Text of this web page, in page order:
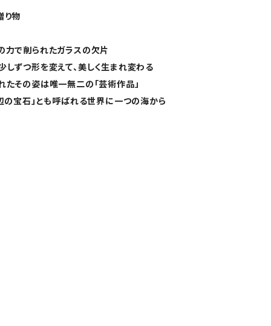
り物
力で削られたガラスの欠片
しずつ形を変えて、美しく生まれ変わる
たその姿は唯一無二の「芸術作品」
の宝石」とも呼ばれる世界に一つの海から